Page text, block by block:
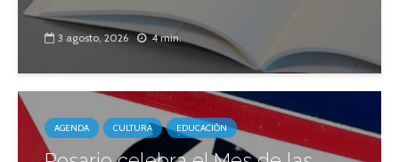
3 agosto, 2026 4 min.
AGENDA CULTURA EDUCACIÓN